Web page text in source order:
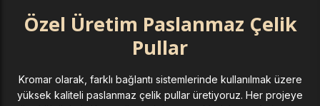
Özel Üretim Paslanmaz Çelik
Pullar
Kromar olarak, farklı bağlantı sistemlerinde kullanılmak üzere
yüksek kaliteli paslanmaz çelik pullar üretiyoruz. Her projeye